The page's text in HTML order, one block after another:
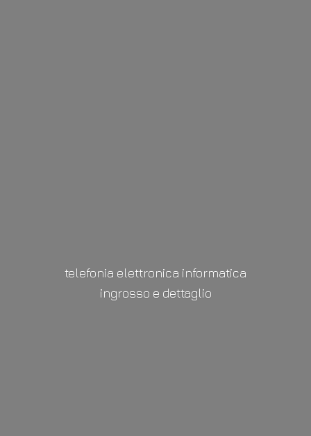
telefonia elettronica informatica
ingrosso e dettaglio